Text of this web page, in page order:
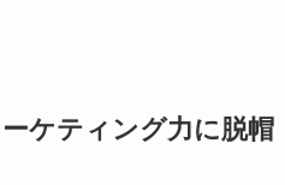
ケティング力に脱帽